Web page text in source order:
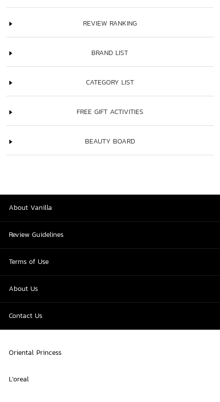
REVIEW RANKING
BRAND LIST
CATEGORY LIST
FREE GIFT ACTIVITIES
BEAUTY BOARD
About Vanilla
Review Guidelines
Terms of Use
About Us
Contact Us
Oriental Princess
L'oreal